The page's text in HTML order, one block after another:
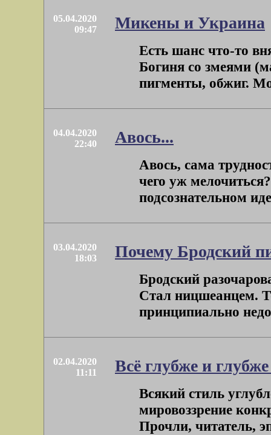
05.04.2020
09:47
Микены и Украина
Есть шанс что-то
Богиня со змеями
пигменты, обжиг.
04.04.2020
22:40
Авось...
Авось, сама
чего уж
подсознательном
03.04.2020
18:03
Почему Бродский
Бродский
Стал ницшеанцем.
принципиально
02.04.2020
11:11
Всё глубже и
Всякий стиль
мировоззрение
Прочли, читатель,